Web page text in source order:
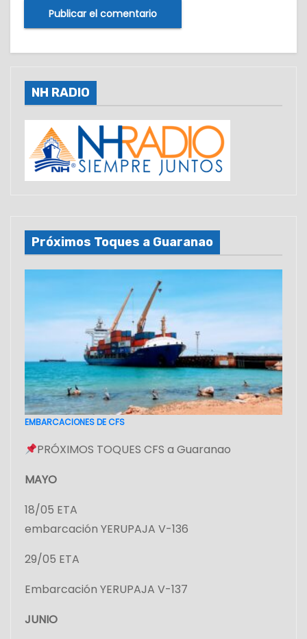
NH RADIO
Próximos Toques a Guaranao
EMBARCACIONES DE CFS
PRÓXIMOS TOQUES CFS a Guaranao
MAYO
18/05 ETA
embarcación YERUPAJA V-136
29/05 ETA
Embarcación YERUPAJA V-137
JUNIO